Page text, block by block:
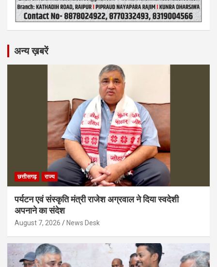
अन्य ख़बरें
छत्तीसगढ़ राज्य
पर्यटन एवं संस्कृति मंत्री राजेश अग्रवाल ने दिया स्वदेशी
अपनाने का संदेश
August 7, 2026 News Desk